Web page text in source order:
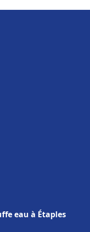
eau à Étaples